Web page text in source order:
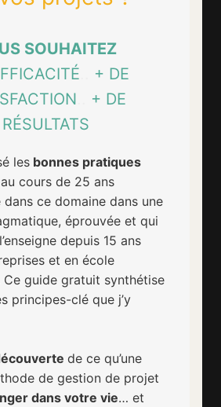
SOUHAITEZ
+ DE
+ DE
RÉSULTATS
les bonnes pratiques
cours de 25 ans
dans ce domaine dans une
éprouvée et qui
depuis 15 ans
et en école
Ce guide gratuit synthétise
principes-clé que j’y
de ce qu’une
de gestion de projet
dans votre vie… et